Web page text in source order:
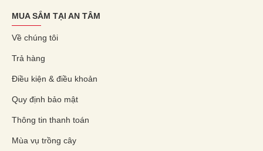
MUA SẮM TẠI AN TÂM
Về chúng tôi
Trả hàng
Điều kiện & điều khoản
Quy định bảo mật
Thông tin thanh toán
Mùa vụ trồng cây